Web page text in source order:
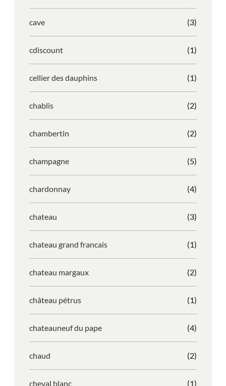
cave (3)
cdiscount (1)
cellier des dauphins (1)
chablis (2)
chambertin (2)
champagne (5)
chardonnay (4)
chateau (3)
chateau grand francais (1)
chateau margaux (2)
château pétrus (1)
chateauneuf du pape (4)
chaud (2)
cheval blanc (1)